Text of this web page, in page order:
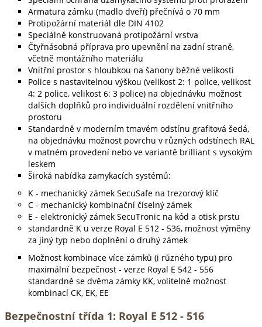
Armatura zámku (madlo dveří) přečnívá o 70 mm
Protipožární materiál dle DIN 4102
Speciálně konstruovaná protipožární vrstva
Čtyřnásobná příprava pro upevnění na zadní straně,
včetně montážního materiálu
Vnitřní prostor s hloubkou na šanony běžné velikosti
Police s nastavitelnou výškou (velikost 2: 1 police, velikost
4: 2 police, velikost 6: 3 police) na objednávku možnost
dalších doplňků pro individuální rozdělení vnitřního
prostoru
Standardně v moderním tmavém odstínu grafitová šedá,
na objednávku možnost povrchu v různých odstínech RAL
v matném provedení nebo ve variantě brilliant s vysokým
leskem
Široká nabídka zamykacích systémů:
K - mechanický zámek SecuSafe na trezorový klíč
C - mechanický kombinační číselný zámek
E - elektronický zámek SecuTronic na kód a otisk prstu
standardně K u verze Royal E 512 - 536, možnost výměny
za jiný typ nebo doplnění o druhý zámek
Možnost kombinace více zámků (i různého typu) pro
maximální bezpečnost - verze Royal E 542 - 556
standardně se dvěma zámky KK, volitelně možnost
kombinací CK, EK, EE
Bezpečnostní třída 1: Royal E 512 - 516